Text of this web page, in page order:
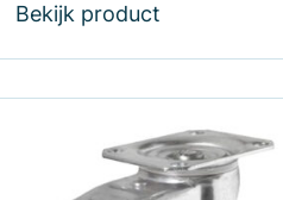
Bekijk product